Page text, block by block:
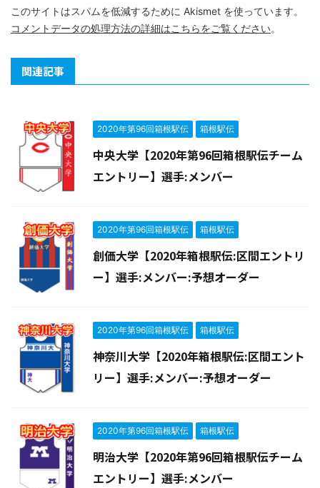
このサイトはスパムを低減するために Akismet を使っています。
コメントデータの処理方法の詳細はこちらをご覧ください。
関連記事
2020年第96回箱根駅伝 箱根駅伝
中央大学【2020年第96回箱根駅伝チーム
エントリー】選手:メンバー
2020年第96回箱根駅伝 箱根駅伝
創価大学【2020年箱根駅伝:区間エントリ
ー】選手:メンバー:予想オーダー
2020年第96回箱根駅伝 箱根駅伝
神奈川大学【2020年箱根駅伝:区間エント
リー】選手:メンバー:予想オーダー
2020年第96回箱根駅伝 箱根駅伝
明治大学【2020年第96回箱根駅伝チーム
エントリー】選手:メンバー